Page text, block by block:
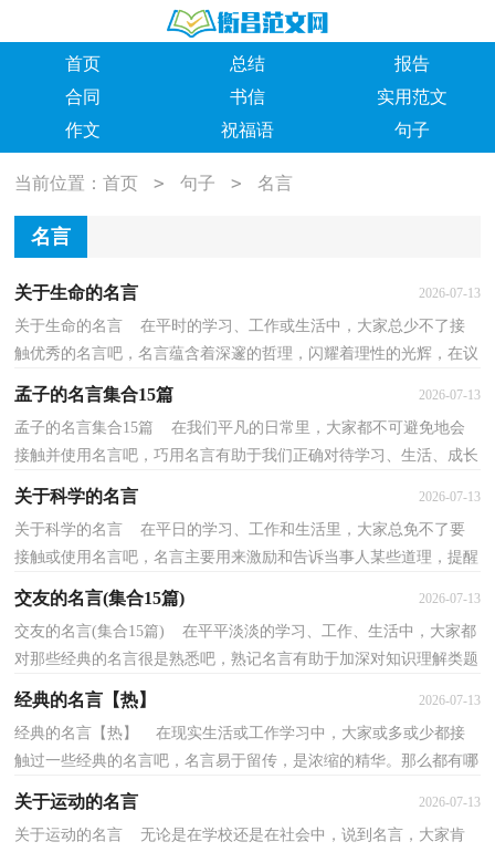
首页 总结
报告
合同
书信
实用范文
作文
祝福语 句子
当前位置：首页 > 句子 > 名言
名言
关于生命的名言 2026-07-13
关于生命的名言 在平时的学习、工作或生活中，大家总少不了接
触优秀的名言吧，名言蕴含着深邃的哲理，闪耀着理性的光辉，在议
孟子的名言集合15篇 2026-07-13
孟子的名言集合15篇 在我们平凡的日常里，大家都不可避免地会
接触并使用名言吧，巧用名言有助于我们正确对待学习、生活、成长
关于科学的名言 2026-07-13
关于科学的名言 在平日的学习、工作和生活里，大家总免不了要
接触或使用名言吧，名言主要用来激励和告诉当事人某些道理，提醒
交友的名言(集合15篇) 2026-07-13
交友的名言(集合15篇) 在平平淡淡的学习、工作、生活中，大家都
对那些经典的名言很是熟悉吧，熟记名言有助于加深对知识理解类题
经典的名言【热】 2026-07-13
经典的名言【热】 在现实生活或工作学习中，大家或多或少都接
触过一些经典的名言吧，名言易于留传，是浓缩的精华。那么都有哪
关于运动的名言 2026-07-13
关于运动的名言 无论是在学校还是在社会中，说到名言，大家肯